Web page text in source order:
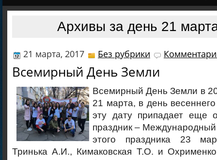
Архивы за день 21
21 марта, 2017 Без рубрики
Всемирный День Земли
Всемирный День Земли в
21 марта, в день
эту дату припадает еще
праздник –
этого праздника 23
Тринька А.И., Кимаковская Т.О. и